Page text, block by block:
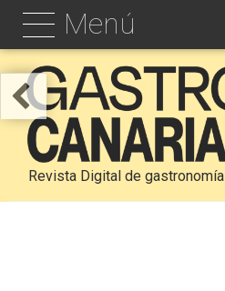
Menú
Revista Digital de gastronomía